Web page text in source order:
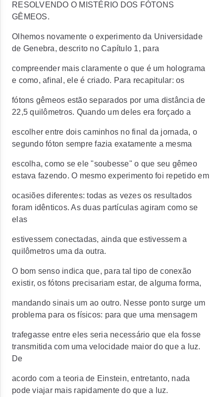
RESOLVENDO O MISTÉRIO DOS FÓTONS
GÊMEOS.
Olhemos novamente o experimento da Universidade
de Genebra, descrito no Capítulo 1, para
compreender mais claramente o que é um holograma
e como, afinal, ele é criado. Para recapitular: os
fótons gêmeos estão separados por uma distância de
22,5 quilômetros. Quando um deles era forçado a
escolher entre dois caminhos no final da jornada, o
segundo fóton sempre fazia exatamente a mesma
escolha, como se ele "soubesse" o que seu gêmeo
estava fazendo. O mesmo experimento foi repetido em
ocasiões diferentes: todas as vezes os resultados
foram idênticos. As duas partículas agiram como se
elas
estivessem conectadas, ainda que estivessem a
quilômetros uma da outra.
O bom senso indica que, para tal tipo de conexão
existir, os fótons precisariam estar, de alguma forma,
mandando sinais um ao outro. Nesse ponto surge um
problema para os físicos: para que uma mensagem
trafegasse entre eles seria necessário que ela fosse
transmitida com uma velocidade maior do que a luz.
De
acordo com a teoria de Einstein, entretanto, nada
pode viajar mais rapidamente do que a luz.